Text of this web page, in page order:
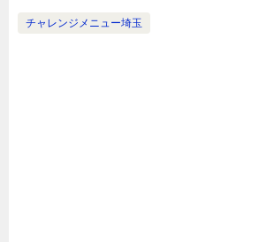
チャレンジメニュー埼玉